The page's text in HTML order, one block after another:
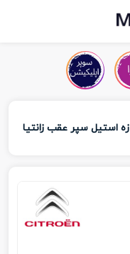
زه استیل سپر عقب زانتیا